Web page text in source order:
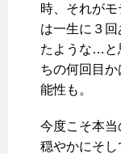
時、それが
は一生に３
たような…と
ちの何回目
能性も。
今度こそ本当
穏やかにそ